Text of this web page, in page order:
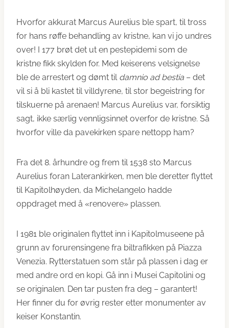
Hvorfor akkurat Marcus Aurelius ble spart, til tross
for hans røffe behandling av kristne, kan vi jo undres
over! I 177 brøt det ut en pestepidemi som de
kristne fikk skylden for. Med keiserens velsignelse
ble de arrestert og dømt til damnio ad bestia – det
vil si å bli kastet til villdyrene, til stor begeistring for
tilskuerne på arenaen! Marcus Aurelius var, forsiktig
sagt, ikke særlig vennligsinnet overfor de kristne. Så
hvorfor ville da pavekirken spare nettopp ham?
Fra det 8. århundre og frem til 1538 sto Marcus
Aurelius foran Laterankirken, men ble deretter flyttet
til Kapitolhøyden, da Michelangelo hadde
oppdraget med å «renovere» plassen.
I 1981 ble originalen flyttet inn i Kapitolmuseene på
grunn av forurensingene fra biltrafikken på Piazza
Venezia. Rytterstatuen som står på plassen i dag er
med andre ord en kopi. Gå inn i Musei Capitolini og
se originalen. Den tar pusten fra deg – garantert!
Her finner du for øvrig rester etter monumenter av
keiser Konstantin.